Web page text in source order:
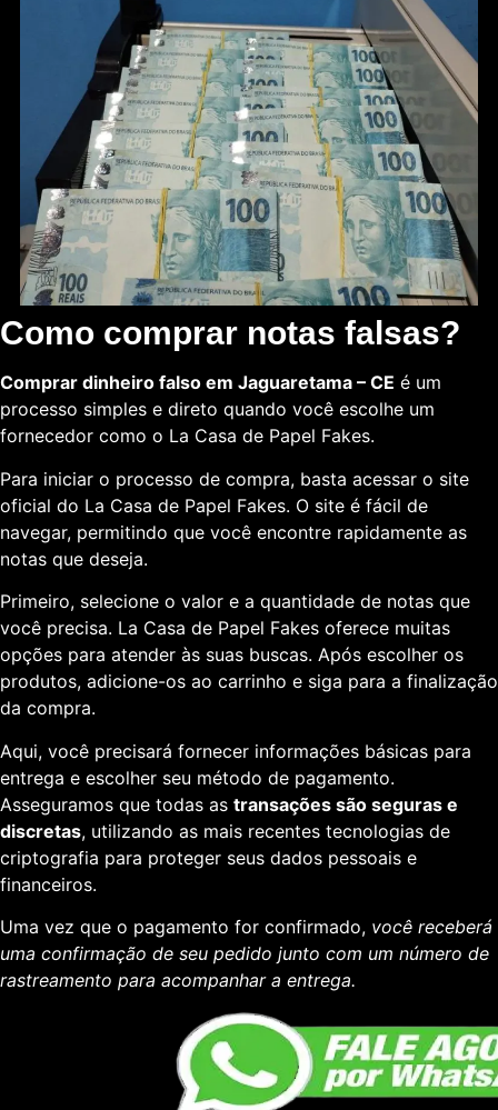
Como comprar notas falsas?
Comprar dinheiro falso em Jaguaretama – CE é um
processo simples e direto quando você escolhe um
fornecedor como o La Casa de Papel Fakes.
Para iniciar o processo de compra, basta acessar o site
oficial do La Casa de Papel Fakes. O site é fácil de
navegar, permitindo que você encontre rapidamente as
notas que deseja.
Primeiro, selecione o valor e a quantidade de notas que
você precisa. La Casa de Papel Fakes oferece muitas
opções para atender às suas buscas. Após escolher os
produtos, adicione-os ao carrinho e siga para a finalização
da compra.
Aqui, você precisará fornecer informações básicas para
entrega e escolher seu método de pagamento.
Asseguramos que todas as transações são seguras e
discretas, utilizando as mais recentes tecnologias de
criptografia para proteger seus dados pessoais e
financeiros.
Uma vez que o pagamento for confirmado, você receberá
uma confirmação de seu pedido junto com um número de
rastreamento para acompanhar a entrega.